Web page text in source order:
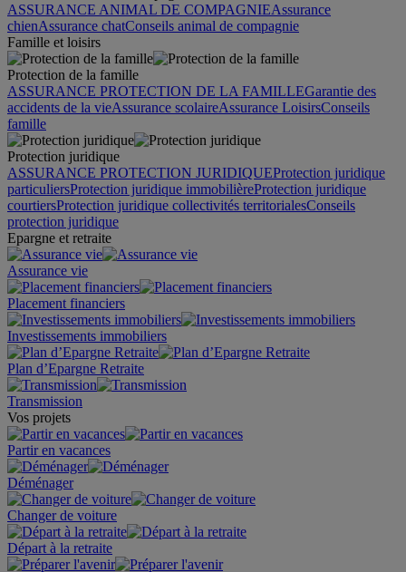
ASSURANCE ANIMAL DE COMPAGNIEAssurance
chienAssurance chatConseils animal de compagnie
Famille et loisirs
Protection de la famille
ASSURANCE PROTECTION DE LA FAMILLEGarantie des
accidents de la vieAssurance scolaireAssurance LoisirsConseils
famille
Protection juridique
ASSURANCE PROTECTION JURIDIQUEProtection juridique
particuliersProtection juridique immobilièreProtection juridique
courtiersProtection juridique collectivités territorialesConseils
protection juridique
Epargne et retraite
Assurance vie
Placement financiers
Investissements immobiliers
Plan d’Epargne Retraite
Transmission
Vos projets
Partir en vacances
Déménager
Changer de voiture
Départ à la retraite